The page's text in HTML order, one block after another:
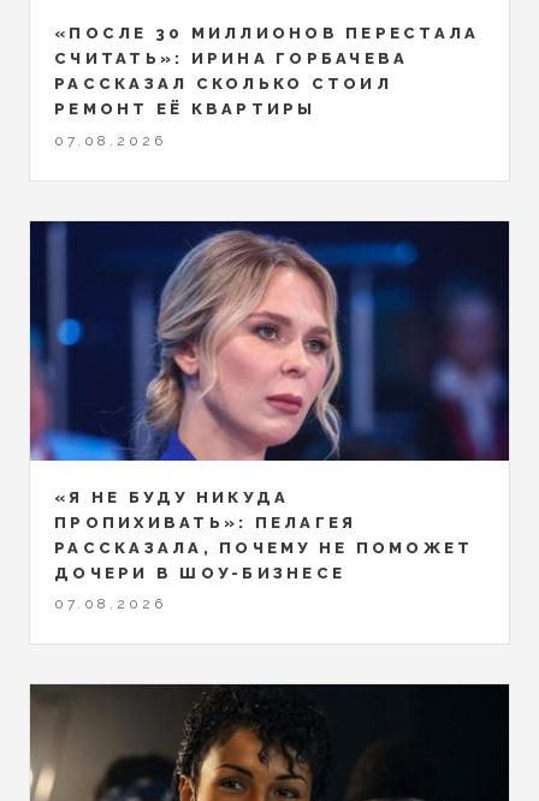
«ПОСЛЕ 30 МИЛЛИОНОВ ПЕРЕСТАЛА
СЧИТАТЬ»: ИРИНА ГОРБАЧЕВА
РАССКАЗАЛ СКОЛЬКО СТОИЛ
РЕМОНТ ЕЁ КВАРТИРЫ
07.08.2026
«Я НЕ БУДУ НИКУДА
ПРОПИХИВАТЬ»: ПЕЛАГЕЯ
РАССКАЗАЛА, ПОЧЕМУ НЕ ПОМОЖЕТ
ДОЧЕРИ В ШОУ-БИЗНЕСЕ
07.08.2026